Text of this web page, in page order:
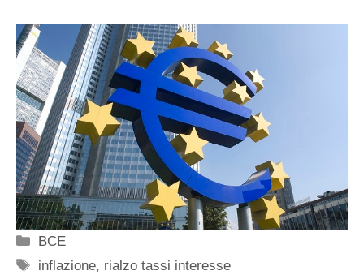
Categorie
BCE
Tag
inflazione, rialzo tassi interesse